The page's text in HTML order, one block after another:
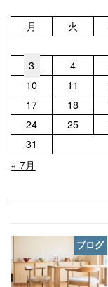
月
火
3
4
10
11
17
18
24
25
31
« 7月
ブログ